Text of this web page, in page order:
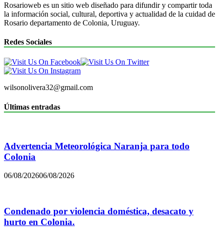
Rosarioweb es un sitio web diseñado para difundir y compartir toda
la información social, cultural, deportiva y actualidad de la cuidad de
Rosario departamento de Colonia, Uruguay.
Redes Sociales
wilsonolivera32@gmail.com
Últimas entradas
Advertencia Meteorológica Naranja para todo
Colonia
06/08/202606/08/2026
Condenado por violencia doméstica, desacato y
hurto en Colonia.